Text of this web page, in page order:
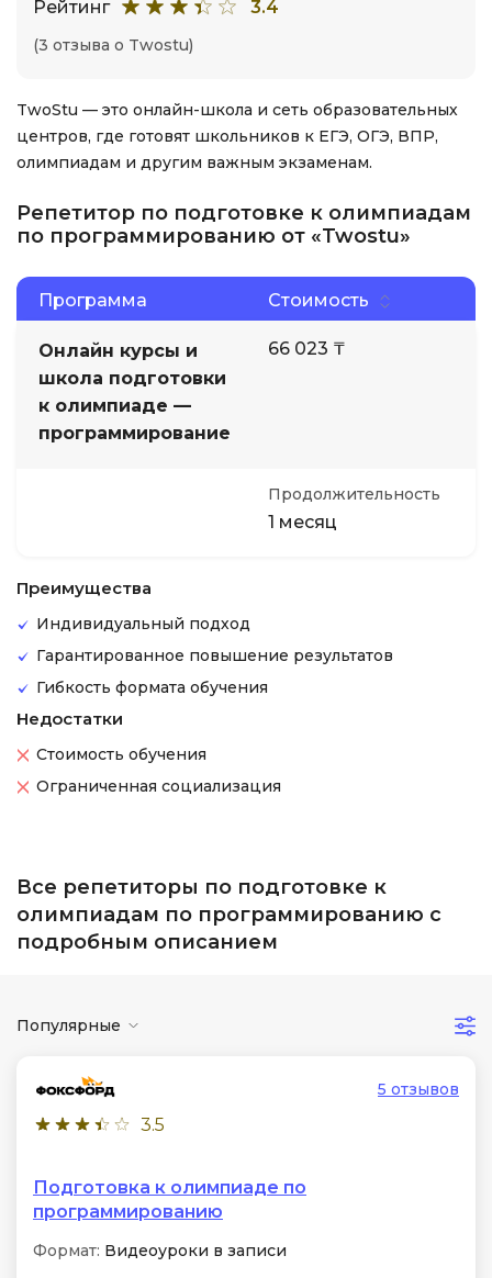
Рейтинг 3.4
(3 отзыва о Twostu)
TwoStu — это онлайн-школа и сеть образовательных
центров, где готовят школьников к ЕГЭ, ОГЭ, ВПР,
олимпиадам и другим важным экзаменам.
Репетитор по подготовке к олимпиадам
по программированию от «Twostu»
Программа Стоимость
Онлайн курсы и
школа подготовки
к олимпиаде —
программирование
66 023 ₸
Продолжительность
1 месяц
Преимущества
Индивидуальный подход
Гарантированное повышение результатов
Гибкость формата обучения
Недостатки
Стоимость обучения
Ограниченная социализация
Все репетиторы по подготовке к
олимпиадам по программированию с
подробным описанием
Популярные
3.5
5 отзывов
Подготовка к олимпиаде по
программированию
Формат: Видеоуроки в записи